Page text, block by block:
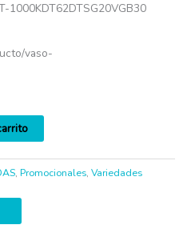
1000KDT62DTSG20VGB30
vaso-
, Promocionales, Variedades